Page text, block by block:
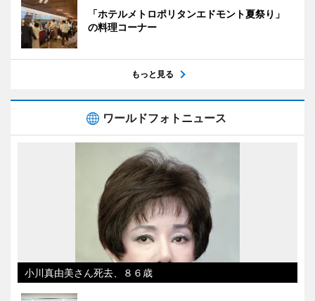
「ホテルメトロポリタンエドモント夏祭り」
の料理コーナー
もっと見る
ワールドフォトニュース
小川真由美さん死去、８６歳